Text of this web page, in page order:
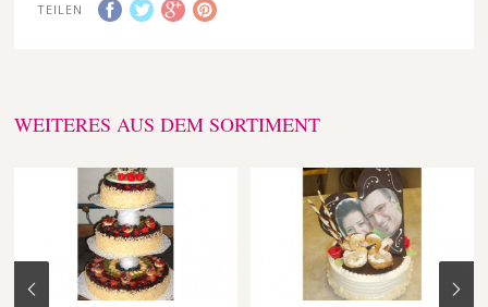
TEILEN
WEITERES AUS DEM SORTIMENT